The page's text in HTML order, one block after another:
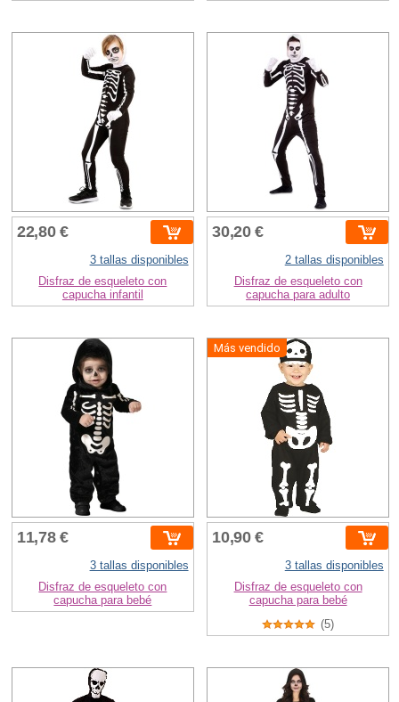
22,80 €
3 tallas disponibles
Disfraz de esqueleto con
capucha infantil
30,20 €
2 tallas disponibles
Disfraz de esqueleto con
capucha para adulto
11,78 €
3 tallas disponibles
Disfraz de esqueleto con
capucha para bebé
Más vendido
10,90 €
3 tallas disponibles
Disfraz de esqueleto con
capucha para bebé
(5)